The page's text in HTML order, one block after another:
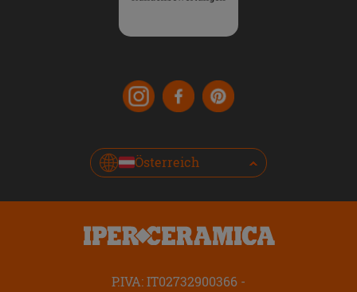
Österreich
P.IVA: IT02732900366